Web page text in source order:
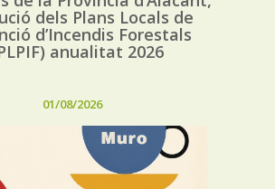
dels Plans Locals de
d’Incendis Forestals
anualitat 2026
01/08/2026